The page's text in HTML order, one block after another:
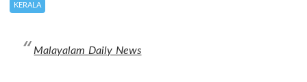
KERALA
Malayalam Daily News